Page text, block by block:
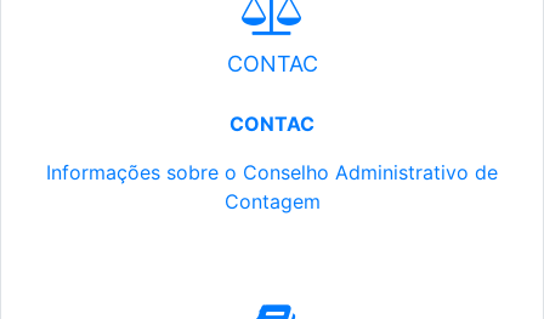
CONTAC
CONTAC
Informações sobre o Conselho Administrativo de
Contagem